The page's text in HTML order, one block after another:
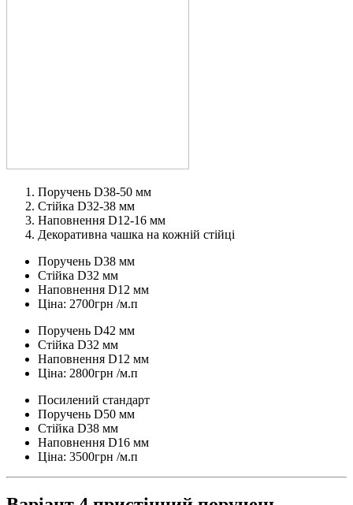
Поручень D38-50 мм
Стійка D32-38 мм
Наповнення D12-16 мм
Декоративна чашка на кожній стійці
Поручень D38 мм
Стійка D32 мм
Наповнення D12 мм
Ціна: 2700грн /м.п
Поручень D42 мм
Стійка D32 мм
Наповнення D12 мм
Ціна: 2800грн /м.п
Посилений стандарт
Поручень D50 мм
Стійка D38 мм
Наповнення D16 мм
Ціна: 3500грн /м.п